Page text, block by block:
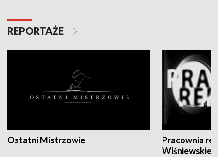
REPORTAŻE
Ostatni Mistrzowie
Pracownia